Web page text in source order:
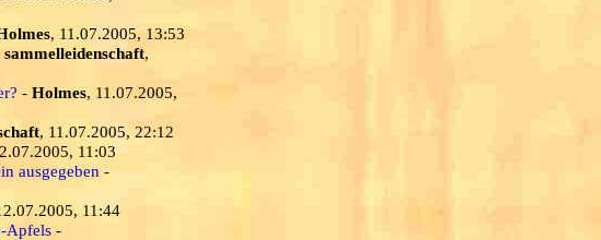
, 11.07.2005, 13:53
sammelleidenschaft,
- Holmes, 11.07.2005,
, 11.07.2005, 22:12
11:03
ausgegeben -
11:44
Apfels -